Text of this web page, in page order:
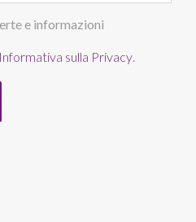
e informazioni
Informativa sulla Privacy.